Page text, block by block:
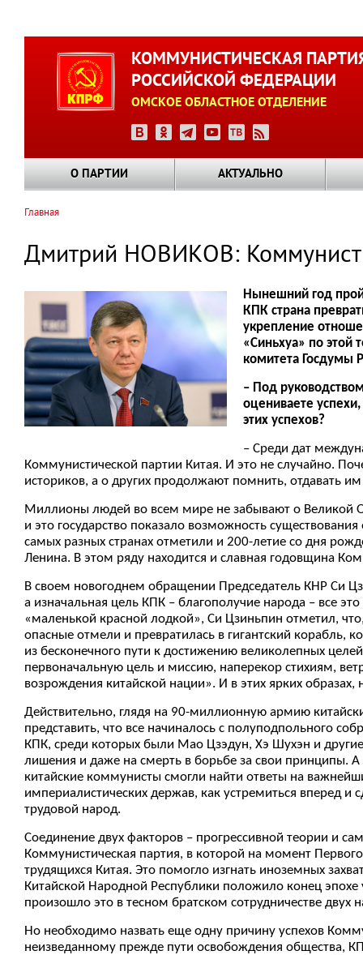
КОММУНИСТИЧЕСКАЯ
РОССИЙСКОЙ ФЕДЕРАЦИИ
ОМСКОЕ ОБЛАСТНОЕ ОТДЕЛЕНИЕ
О ПАРТИИ АКТУАЛЬНО
навигации
Главная
Дмитрий НОВИКОВ:
Нынешний год
КПК страна
укрепление
«Синьхуа» по этой
комитета
– Под
оцениваете
этих успехов?
– Среди дат
Коммунистической партии Китая. И это не случайно.
историков, а о других продолжают помнить, отдавать
Миллионы людей во всем мире не забывают о Великой
и это государство показало возможность
самых разных странах отметили и 200-летие со дня
Ленина. В этом ряду находится и славная годовщина
В своем новогоднем обращении Председатель КНР Си
а изначальная цель КПК – благополучие народа – все
«маленькой красной лодкой», Си Цзиньпин отметил,
опасные отмели и превратилась в гигантский
из бесконечного пути к достижению великолепных
первоначальную цель и миссию, наперекор стихиям,
возрождения китайской нации». И в этих ярких образах,
Действительно, глядя на 90-миллионную армию
представить, что все начиналось с полуподпольного
КПК, среди которых были Мао Цзэдун, Хэ Шухэн и
лишения и даже на смерть в борьбе за свои принципы.
китайские коммунисты смогли найти ответы на
империалистических держав, как устремиться вперед
трудовой народ.
Соединение двух факторов – прогрессивной теории и
Коммунистическая партия, в которой на момент
трудящихся Китая. Это помогло изгнать иноземных
Китайской Народной Республики положило конец
произошло это в тесном братском сотрудничестве двух
Но необходимо назвать еще одну причину успехов
неизведанному прежде пути освобождения общества,